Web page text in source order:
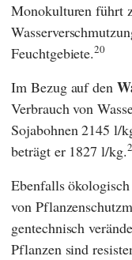
Monokulturen führt
Feuchtgebiete.20
Im Bezug auf den
Verbrauch von
Sojabohnen 2145 l/
beträgt er 1827 l/kg.
Ebenfalls
von
gentechnisch
Pflanzen sind